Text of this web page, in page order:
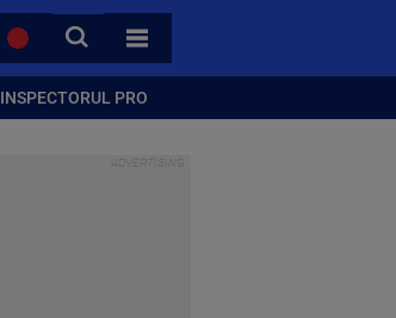
CAUTA
TOATE CATEGORIILE
INSPECTORUL PRO